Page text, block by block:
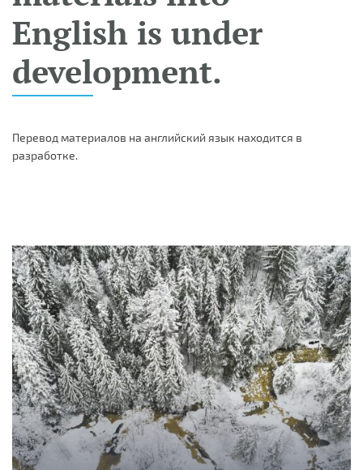
English is under
development.
Перевод материалов на английский язык находится в
разработке.